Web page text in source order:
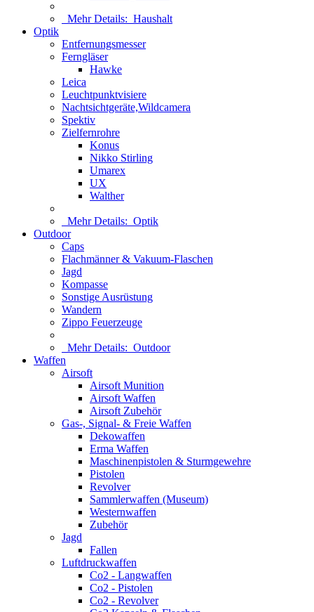
Mehr Details: Haushalt
Optik
Entfernungsmesser
Ferngläser
Hawke
Leica
Leuchtpunktvisiere
Nachtsichtgeräte,Wildcamera
Spektiv
Zielfernrohre
Konus
Nikko Stirling
Umarex
UX
Walther
Mehr Details: Optik
Outdoor
Caps
Flachmänner & Vakuum-Flaschen
Jagd
Kompasse
Sonstige Ausrüstung
Wandern
Zippo Feuerzeuge
Mehr Details: Outdoor
Waffen
Airsoft
Airsoft Munition
Airsoft Waffen
Airsoft Zubehör
Gas-, Signal- & Freie Waffen
Dekowaffen
Erma Waffen
Maschinenpistolen & Sturmgewehre
Pistolen
Revolver
Sammlerwaffen (Museum)
Westernwaffen
Zubehör
Jagd
Fallen
Luftdruckwaffen
Co2 - Langwaffen
Co2 - Pistolen
Co2 - Revolver